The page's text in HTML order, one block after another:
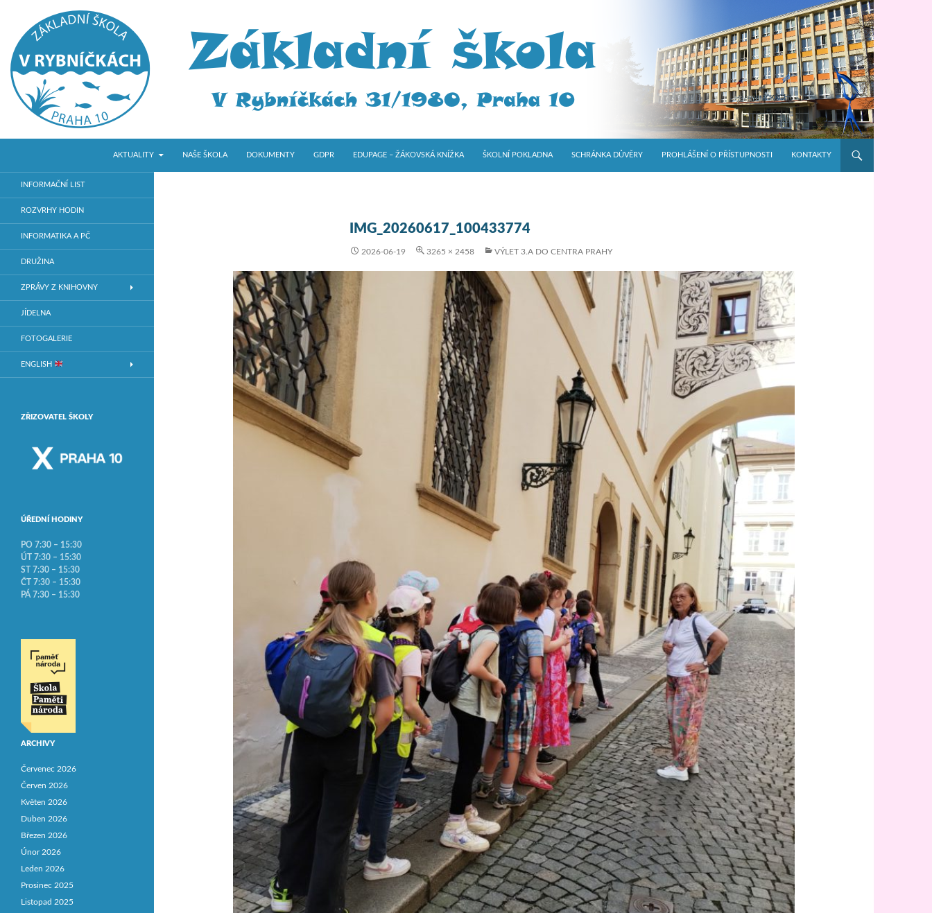
ZŠ V RybníčkáchAKTUALITY
NAŠE ŠKOLA DOKUMENTY GDPR EDUPAGE – ŽÁKOVSKÁ KNÍŽKA ŠKOLNÍ POKLADNA SCHRÁNKA DŮVĚRY PROHLÁŠENÍ O PŘÍSTUPNOSTI KONTAKTY
IMG_20260617_100433774
2026-06-19 3265 × 2458 VÝLET 3.A DO CENTRA PRAHY
Základní škola v Praze 10
INFORMAČNÍ LIST
ROZVRHY HODIN
INFORMATIKA A PČ
DRUŽINA
ZPRÁVY Z KNIHOVNY
JÍDELNA
FOTOGALERIE
ENGLISH
ZŘIZOVATEL ŠKOLY
ÚŘEDNÍ HODINY
PO 7:30 – 15:30
ÚT 7:30 – 15:30
ST 7:30 – 15:30
ČT 7:30 – 15:30
PÁ 7:30 – 15:30
ARCHIVY
Červenec 2026
Červen 2026
Květen 2026
Duben 2026
Březen 2026
Únor 2026
Leden 2026
Prosinec 2025
Listopad 2025